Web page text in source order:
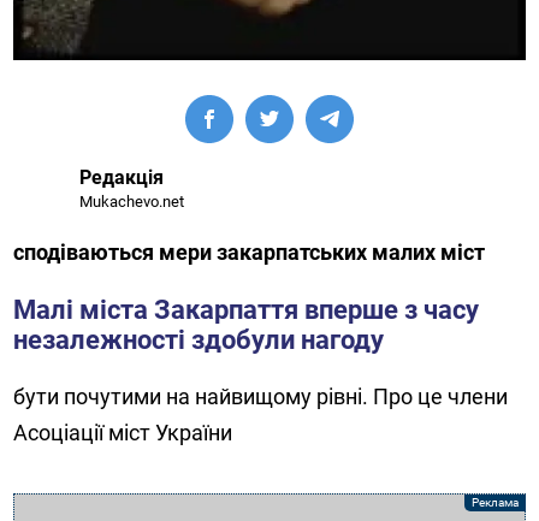
Редакція
Mukachevo.net
сподіваються мери закарпатських малих міст
Малі міста Закарпаття вперше з часу
незалежності здобули нагоду
бути почутими на найвищому рівні. Про це члени
Асоціації міст України